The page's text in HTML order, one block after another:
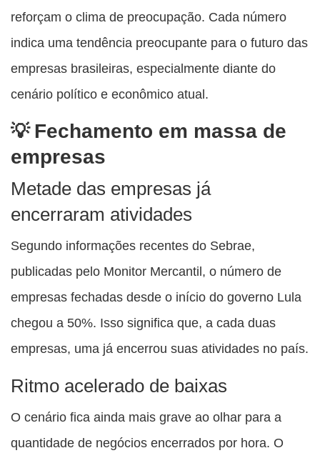
reforçam o clima de preocupação. Cada número
indica uma tendência preocupante para o futuro das
empresas brasileiras, especialmente diante do
cenário político e econômico atual.
Fechamento em massa de
empresas
Metade das empresas já
encerraram atividades
Segundo informações recentes do Sebrae,
publicadas pelo Monitor Mercantil, o número de
empresas fechadas desde o início do governo Lula
chegou a 50%. Isso significa que, a cada duas
empresas, uma já encerrou suas atividades no país.
Ritmo acelerado de baixas
O cenário fica ainda mais grave ao olhar para a
quantidade de negócios encerrados por hora. O